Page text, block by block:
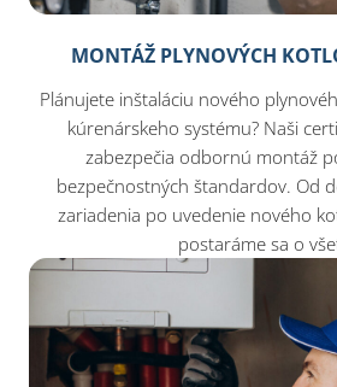
MONTÁŽ PLYNOVÝCH
Plánujete inštaláciu nového
kúrenárskeho systému? Naši
zabezpečia odbornú montáž
bezpečnostných štandardov. Od
zariadenia po uvedenie nového
postaráme sa o